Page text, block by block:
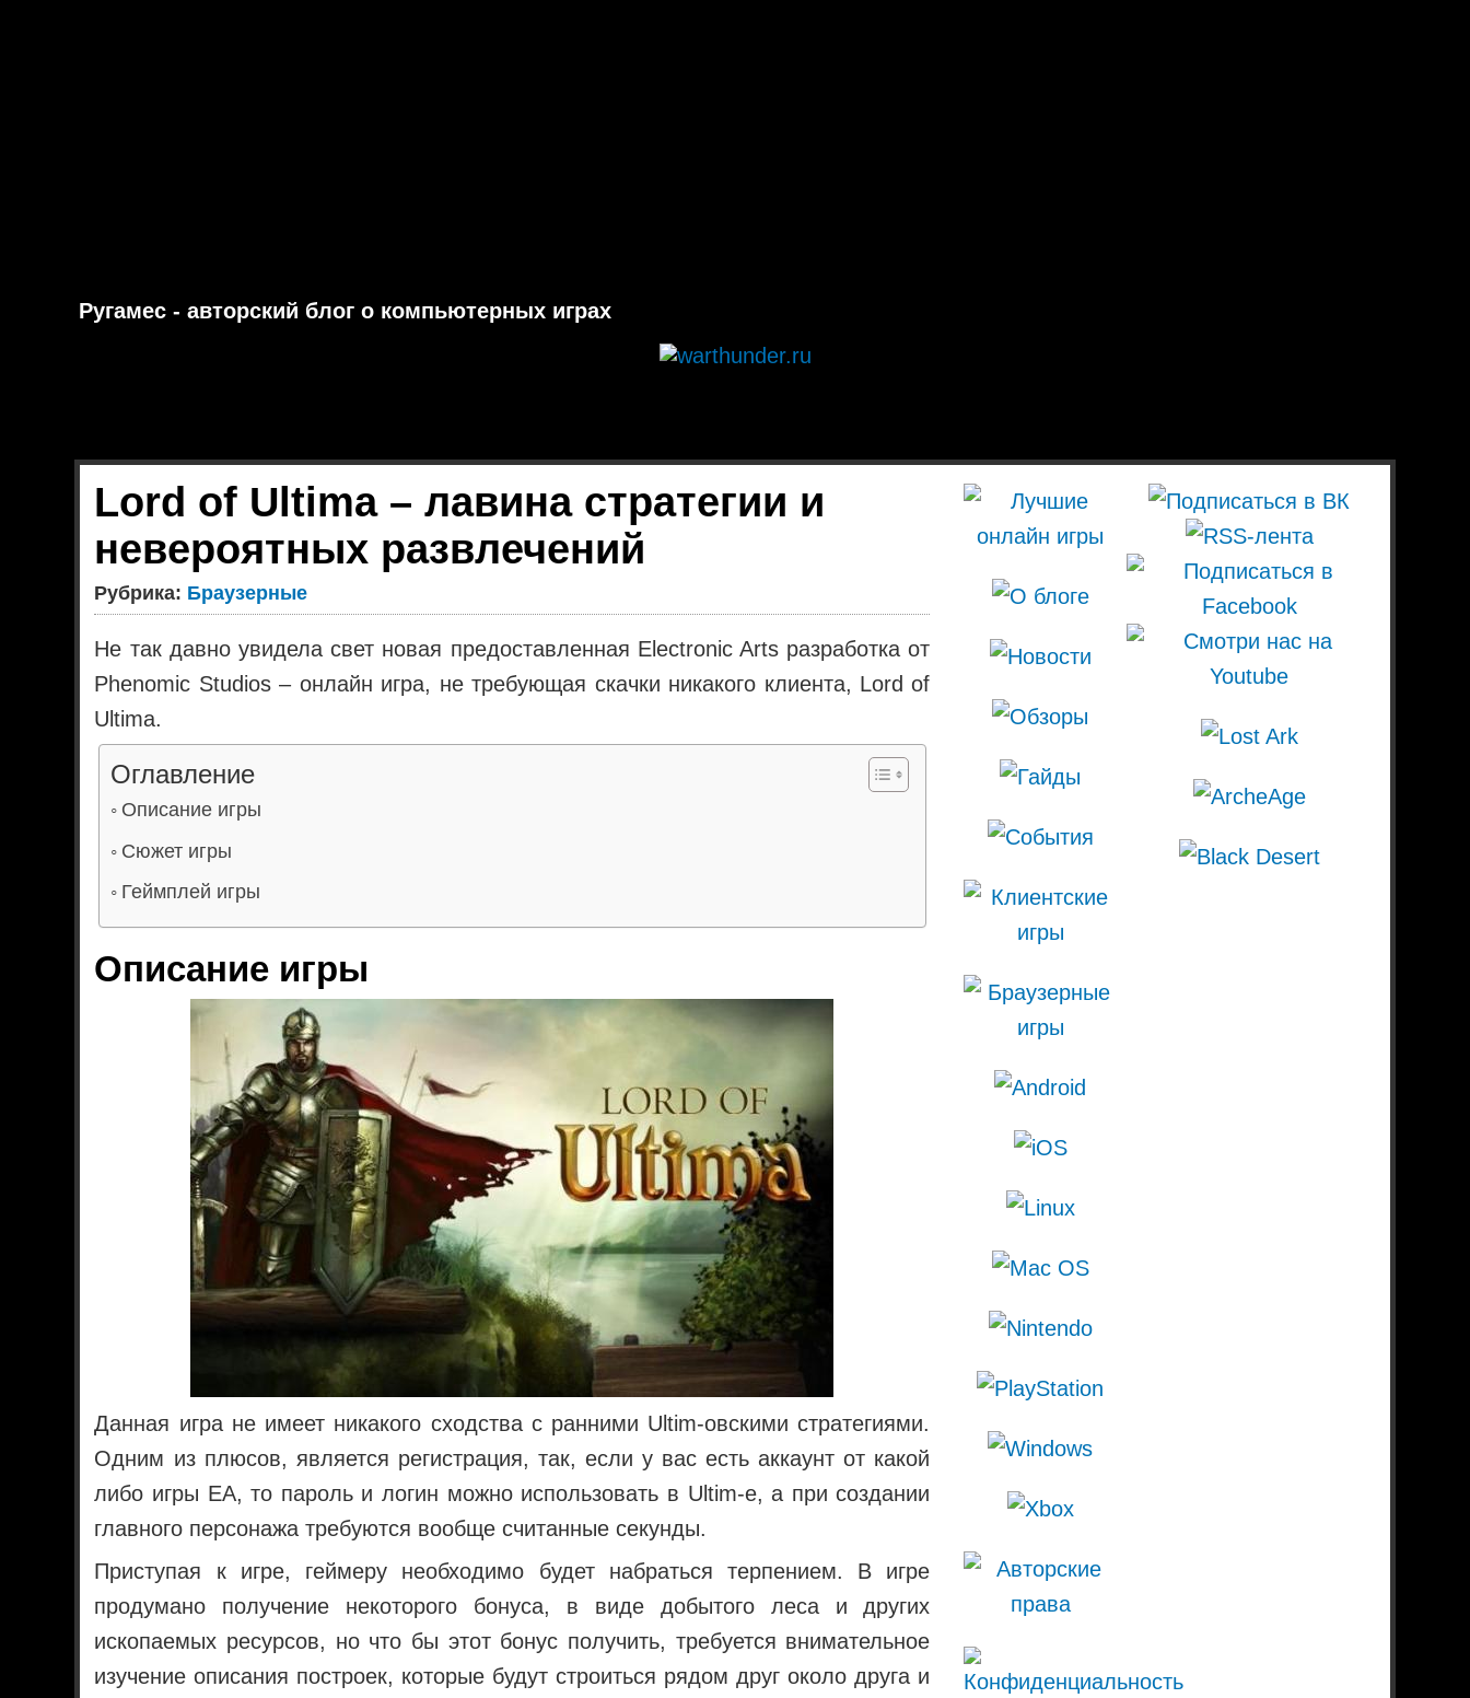
Ругамес - авторский блог о компьютерных играх
Lord of Ultima – лавина стратегии и
невероятных развлечений
Рубрика: Браузерные
Не так давно увидела свет новая предоставленная Electronic Arts разработка от
Phenomic Studios – онлайн игра, не требующая скачки никакого клиента, Lord of
Ultima.
Оглавление
Описание игры
Сюжет игры
Геймплей игры
Описание игры
Данная игра не имеет никакого сходства с ранними Ultim-овскими стратегиями.
Одним из плюсов, является регистрация, так, если у вас есть аккаунт от какой
либо игры EA, то пароль и логин можно использовать в Ultim-е, а при создании
главного персонажа требуются вообще считанные секунды.
Приступая к игре, геймеру необходимо будет набраться терпением. В игре
продумано получение некоторого бонуса, в виде добытого леса и других
ископаемых ресурсов, но что бы этот бонус получить, требуется внимательное
изучение описания построек, которые будут строиться рядом друг около друга и